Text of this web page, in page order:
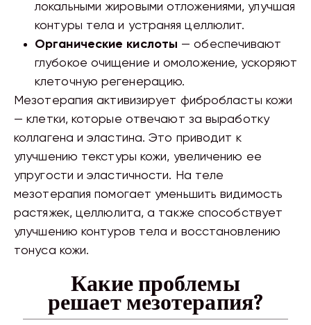
локальными жировыми отложениями, улучшая
контуры тела и устраняя целлюлит.
Органические кислоты — обеспечивают
глубокое очищение и омоложение, ускоряют
клеточную регенерацию.
Мезотерапия активизирует фибробласты кожи
— клетки, которые отвечают за выработку
коллагена и эластина. Это приводит к
улучшению текстуры кожи, увеличению ее
упругости и эластичности. На теле
мезотерапия помогает уменьшить видимость
растяжек, целлюлита, а также способствует
улучшению контуров тела и восстановлению
тонуса кожи.
Какие проблемы
решает мезотерапия?